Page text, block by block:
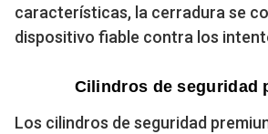
características, la cerradura se
dispositivo fiable contra los
Cilindros de seguridad
Los cilindros de seguridad